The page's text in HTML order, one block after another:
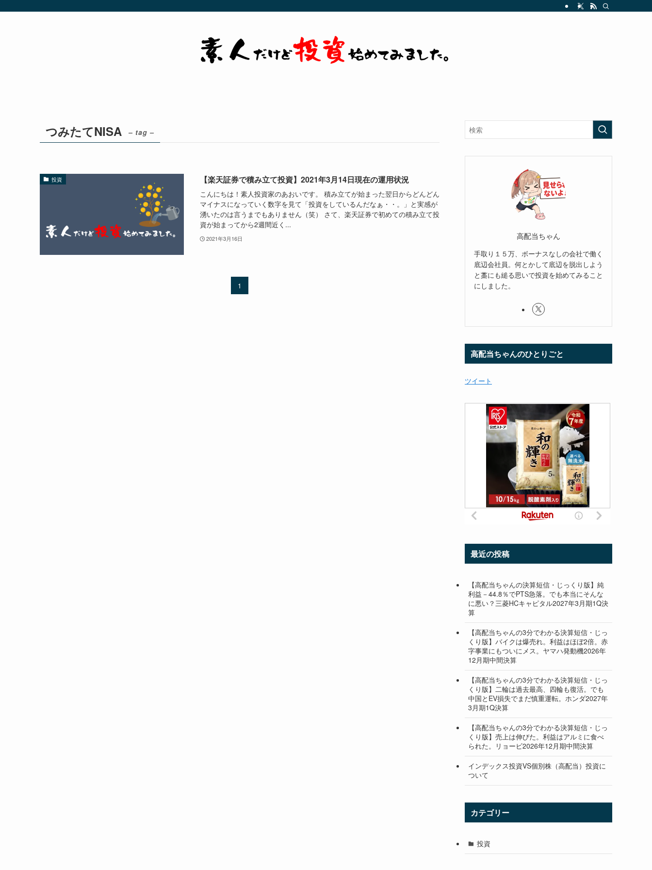
つみたてNISA – tag –
投資 【楽天証券で積み立て投資】2021年3月14日現在の運用状況
こんにちは！素人投資家のあおいです。 積み立てが始まった翌日からどんどん
マイナスになっていく数字を見て「投資をしているんだなぁ・・。」と実感が
湧いたのは言うまでもありません（笑） さて、楽天証券で初めての積み立て投
資が始まってから2週間近く...
2021年3月16日
1
高配当ちゃん
手取り１５万、ボーナスなしの会社で働く
底辺会社員。何とかして底辺を脱出しよう
と藁にも縋る思いで投資を始めてみること
にしました。
高配当ちゃんのひとりごと
ツイート
最近の投稿
【高配当ちゃんの決算短信・じっくり版】純
利益－44.8％でPTS急落。でも本当にそんな
に悪い？三菱HCキャピタル2027年3月期1Q決
算
【高配当ちゃんの3分でわかる決算短信・じっ
くり版】バイクは爆売れ。利益はほぼ2倍。赤
字事業にもついにメス。ヤマハ発動機2026年
12月期中間決算
【高配当ちゃんの3分でわかる決算短信・じっ
くり版】二輪は過去最高、四輪も復活。でも
中国とEV損失でまだ慎重運転。ホンダ2027年
3月期1Q決算
【高配当ちゃんの3分でわかる決算短信・じっ
くり版】売上は伸びた。利益はアルミに食べ
られた。リョービ2026年12月期中間決算
インデックス投資VS個別株（高配当）投資に
ついて
カテゴリー
投資